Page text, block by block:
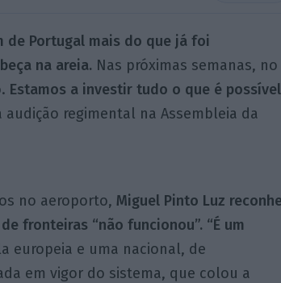
de Portugal mais do que já foi
na areia. Nas próximas semanas, no
Estamos a investir tudo o que é
regimental na Assembleia da
no aeroporto, Miguel Pinto Luz
fronteiras “não funcionou”. “É um
europeia e uma nacional, de
em vigor do sistema, que colou a